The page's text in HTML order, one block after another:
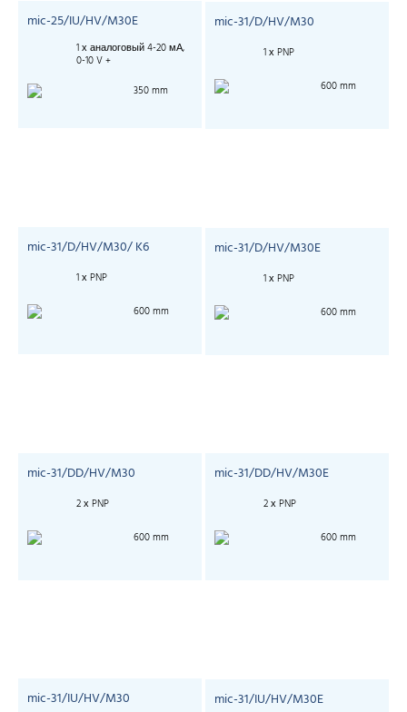
mic-25/IU/HV/M30E
1 х аналоговый 4-20 мА,
0-10 V +
350 mm
mic-31/D/HV/M30
1 х PNP
600 mm
mic-31/D/HV/M30/ K6
1 х PNP
600 mm
mic-31/D/HV/M30E
1 х PNP
600 mm
mic-31/DD/HV/M30
2 х PNP
600 mm
mic-31/DD/HV/M30E
2 х PNP
600 mm
mic-31/IU/HV/M30 mic-31/IU/HV/M30E